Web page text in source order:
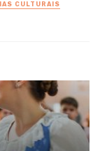
CULTURAIS